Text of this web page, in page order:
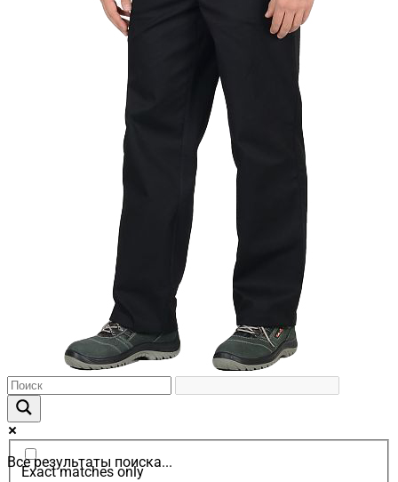
Все результаты поиска...
Exact matches only